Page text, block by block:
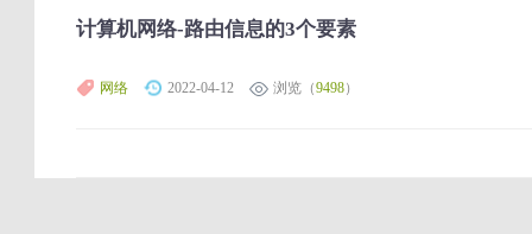
计算机网络-路由信息的3个要素
网络 2022-04-12 浏览（9498）